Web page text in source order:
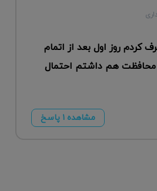
روز اول بعد از اتمام
محافظت هم داشتم احتمال
مشاهده ۱ پاسخ